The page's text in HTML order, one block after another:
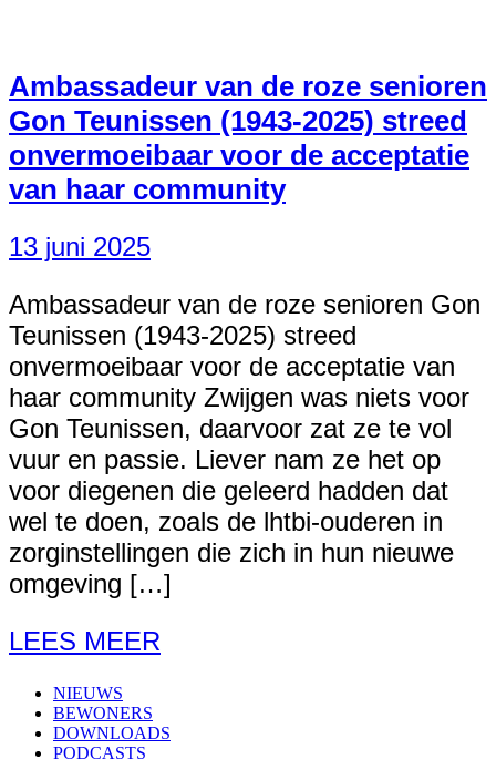
Ambassadeur van de roze senioren
Gon Teunissen (1943-2025) streed
onvermoeibaar voor de acceptatie
van haar community
13 juni 2025
Ambassadeur van de roze senioren Gon
Teunissen (1943-2025) streed
onvermoeibaar voor de acceptatie van
haar community Zwijgen was niets voor
Gon Teunissen, daarvoor zat ze te vol
vuur en passie. Liever nam ze het op
voor diegenen die geleerd hadden dat
wel te doen, zoals de lhtbi-ouderen in
zorginstellingen die zich in hun nieuwe
omgeving […]
LEES MEER
NIEUWS
BEWONERS
DOWNLOADS
PODCASTS